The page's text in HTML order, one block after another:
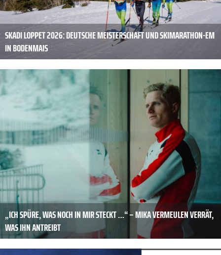
SKADI LOPPET 2026: DEUTSCHE MEISTERSCHAFT UND SKIMARATHON-EM
IN BODENMAIS
„ICH SPÜRE, WAS NOCH IN MIR STECKT …“ – MIKA VERMEULEN VERRÄT,
WAS IHN ANTREIBT